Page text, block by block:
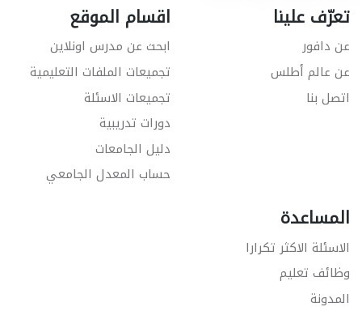
تعرّف علينا
عن دافور
عن عالم أطلس
اتصل بنا
اقسام الموقع
ابحث عن مدرس اونلاين
تجميعات الملفات التعليمية
تجميعات الاسئلة
دورات تدريبية
دليل الجامعات
حساب المعدل الجامعي
المساعدة
الاسئلة الاكثر تكرارا
وظائف تعليم
المدونة